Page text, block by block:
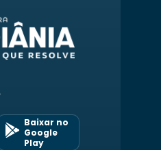
Baixar no
Google
Play